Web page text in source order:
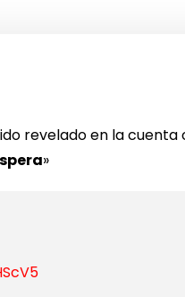
revelado en la cuenta
»